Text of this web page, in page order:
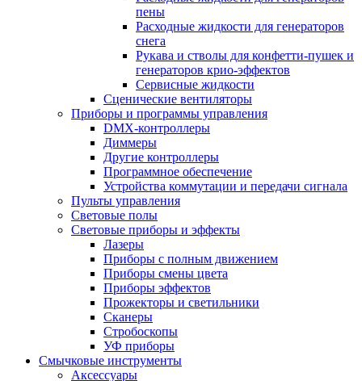
пены
Расходные жидкости для генераторов
снега
Рукава и стволы для конфетти-пушек и
генераторов крио-эффектов
Сервисные жидкости
Сценические вентиляторы
Приборы и программы управления
DMX-контроллеры
Диммеры
Другие контроллеры
Программное обеспечение
Устройства коммутации и передачи сигнала
Пульты управления
Световые полы
Световые приборы и эффекты
Лазеры
Приборы с полным движением
Приборы смены цвета
Приборы эффектов
Прожекторы и светильники
Сканеры
Стробоскопы
УФ приборы
Смычковые инструменты
Аксессуары